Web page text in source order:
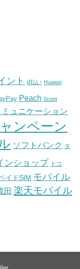
ント d払い Huawei
Peach Scoot
ミュニケーション
ンペーン
ソフトバンク タ
ンショップ ドコ
イドSIM モバイル
田 楽天モバイル